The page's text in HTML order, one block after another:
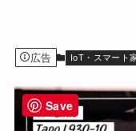
広告 IoT・スマート
Save